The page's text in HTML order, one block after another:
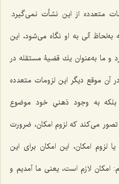
متعدده از این نشأت نمى‌گیرد.
آلى به او نگاه مى‌شود، این
و ما به‌عنوان یك قضیۀ مستقله در
آن موقع دیگر این لزومات متعدده
بلكه به وجود ذهنىِ خود موضوع
مى‌كند كه لزوم امكان، ضرورت
لزوم امكان، این امكان براى این
امكان لازم است، یعنى ما آمدیم و